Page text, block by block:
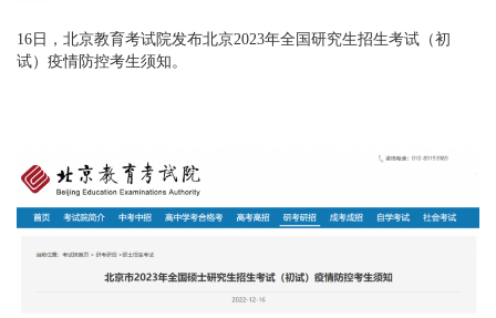
16日，北京教育考试院发布北京2023年全国研究生招生考试（初
试）疫情防控考生须知。